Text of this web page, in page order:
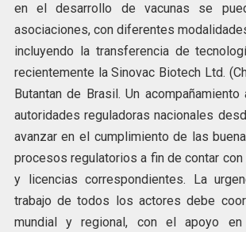
en el desarrollo de vacunas se
asociaciones, con diferentes
incluyendo la transferencia de
recientemente la Sinovac Biotech Ltd.
Butantan de Brasil. Un
autoridades reguladoras nacionales
avanzar en el cumplimiento de las
procesos regulatorios a fin de contar
y licencias correspondientes. La
trabajo de todos los actores debe
mundial y regional, con el apoyo en